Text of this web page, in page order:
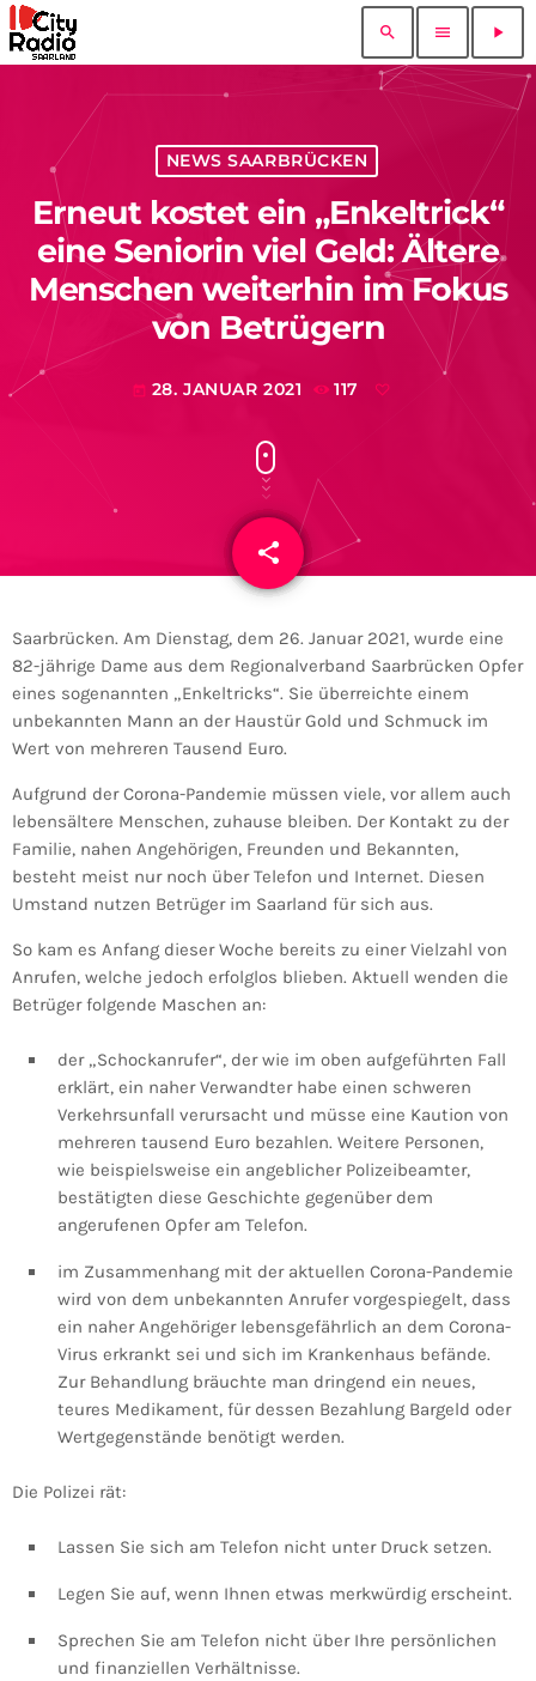
search menu play_arrow
NEWS SAARBRÜCKEN
Erneut kostet ein „Enkeltrick“
eine Seniorin viel Geld: Ältere
Menschen weiterhin im Fokus
von Betrügern
today 28. JANUAR 2021 117
share
email
Saarbrücken. Am Dienstag, dem 26. Januar 2021, wurde eine
82-jährige Dame aus dem Regionalverband Saarbrücken Opfer
eines sogenannten „Enkeltricks“. Sie überreichte einem
unbekannten Mann an der Haustür Gold und Schmuck im
Wert von mehreren Tausend Euro.
Aufgrund der Corona-Pandemie müssen viele, vor allem auch
lebensältere Menschen, zuhause bleiben. Der Kontakt zu der
Familie, nahen Angehörigen, Freunden und Bekannten,
besteht meist nur noch über Telefon und Internet. Diesen
Umstand nutzen Betrüger im Saarland für sich aus.
So kam es Anfang dieser Woche bereits zu einer Vielzahl von
Anrufen, welche jedoch erfolglos blieben. Aktuell wenden die
Betrüger folgende Maschen an:
der „Schockanrufer“, der wie im oben aufgeführten Fall
erklärt, ein naher Verwandter habe einen schweren
Verkehrsunfall verursacht und müsse eine Kaution von
mehreren tausend Euro bezahlen. Weitere Personen,
wie beispielsweise ein angeblicher Polizeibeamter,
bestätigten diese Geschichte gegenüber dem
angerufenen Opfer am Telefon.
im Zusammenhang mit der aktuellen Corona-Pandemie
wird von dem unbekannten Anrufer vorgespiegelt, dass
ein naher Angehöriger lebensgefährlich an dem Corona-
Virus erkrankt sei und sich im Krankenhaus befände.
Zur Behandlung bräuchte man dringend ein neues,
teures Medikament, für dessen Bezahlung Bargeld oder
Wertgegenstände benötigt werden.
Die Polizei rät:
Lassen Sie sich am Telefon nicht unter Druck setzen.
Legen Sie auf, wenn Ihnen etwas merkwürdig erscheint.
Sprechen Sie am Telefon nicht über Ihre persönlichen
und finanziellen Verhältnisse.